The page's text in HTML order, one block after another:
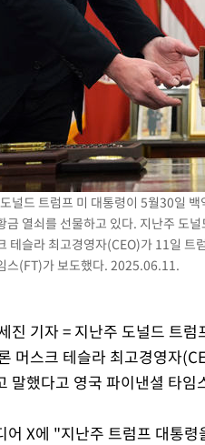
특구특별법 제정 추진…인허가·환경
자진신고자 징계 감면…포상금 1억으
최고 34도' 무더위는 이어져[내일날
현 결국 사살…'이용객 대피'
오른 1418.4원 마감
트(0.65%) 오른 6299.66 마감
트(6.97%) 오른 854.47 마감
박 수익 5062억 세탁…19명 검거
중순까지 광주 군공항 기능 다른 군공
석재 낙하…K리그 전구장 긴급 점검
산역 상행선 무정차 통과 종료
1410.3원
오른 807.66 개장
오른 6306.33 개장
널드 트럼프 미 대통령이 5월30일
금 열쇠를 선물하고 있다. 지난주 도
테슬라 최고경영자(CEO)가 11일
스(FT)가 보도했다. 2025.06.11.
진 기자 = 지난주 도널드 트
머스크 테슬라 최고경영자
말했다고 영국 파이낸셜 타임
어 X에 "지난주 트럼프 대통